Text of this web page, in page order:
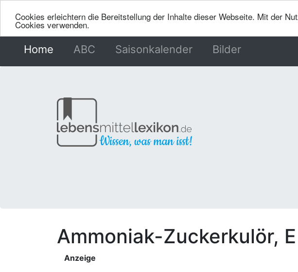
Cookies erleichtern die Bereitstellung der Inhalte dieser Webseite. Mit der
Cookies verwenden.
Home (current)
ABC Saisonkalender Bilder
Ammoniak-Zuckerkulör,
Anzeige